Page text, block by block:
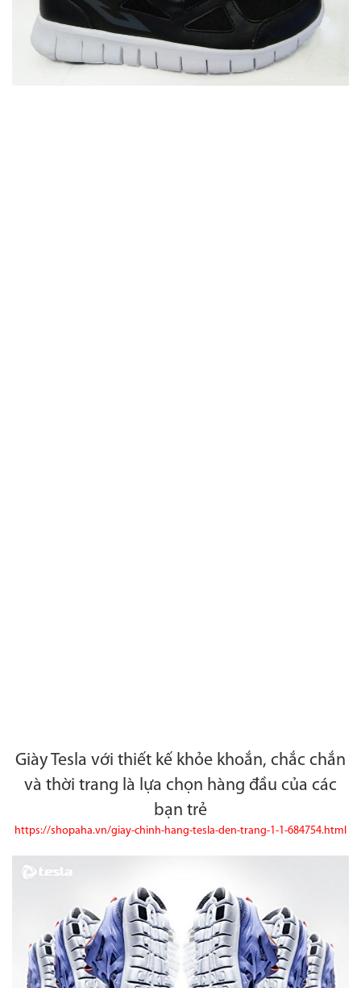
Giày Tesla với thiết kế khỏe khoắn, chắc chắn
và thời trang là lựa chọn hàng đầu của các
bạn trẻ
https://shopaha.vn/giay-chinh-hang-tesla-den-trang-1-1-684754.html